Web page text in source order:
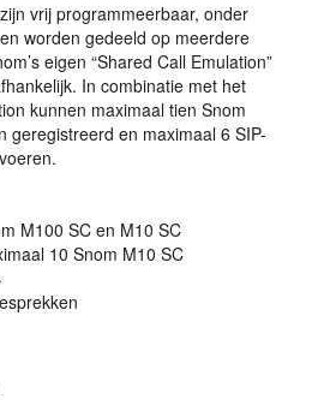
vrij programmeerbaar, onder
worden gedeeld op meerdere
eigen “Shared Call Emulation”
In combinatie met het
kunnen maximaal tien Snom
geregistreerd en maximaal 6 SIP-
M100 SC en M10 SC
10 Snom M10 SC